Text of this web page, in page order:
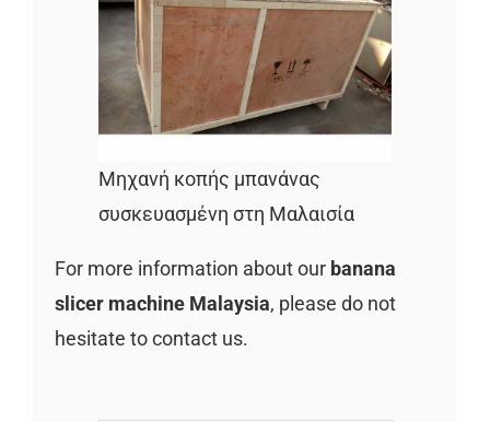
Μηχανή κοπής μπανάνας
συσκευασμένη στη Μαλαισία
For more information about our banana
slicer machine Malaysia, please do not
hesitate to contact us.